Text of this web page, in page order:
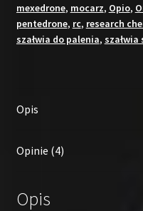
mexedrone, mocarz, Opio,
pentedrone, rc, research
szałwia do palenia, szałwia
Opis
Opinie (4)
Opis